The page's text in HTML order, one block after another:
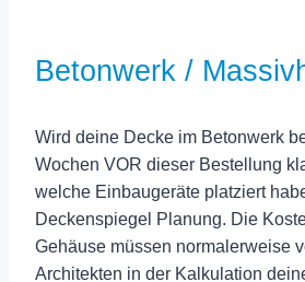
Betonwerk /
Wird deine Decke im Betonwerk
Wochen VOR dieser Bestellung
welche Einbaugeräte platziert
Deckenspiegel Planung. Die
Gehäuse müssen normalerweise
Architekten in der Kalkulation